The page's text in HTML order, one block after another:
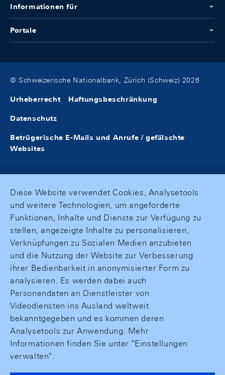
Informationen für
Portale
© Schweizerische Nationalbank, Zürich (Schweiz) 2026
Urheberrecht Haftungsbeschränkung
Datenschutz
Betrügerische E-Mails und Anrufe / gefälschte
Websites
Diese Website verwendet Cookies, Analysetools
und weitere Technologien, um angeforderte
Funktionen, Inhalte und Dienste zur Verfügung zu
stellen, angezeigte Inhalte zu personalisieren,
Verknüpfungen zu Sozialen Medien anzubieten
und die Nutzung der Website zur Verbesserung
ihrer Bedienbarkeit in anonymisierter Form zu
analysieren. Es werden dabei auch
Personendaten an Dienstleister von
Videodiensten ins Ausland weltweit
bekanntgegeben und es kommen deren
Analysetools zur Anwendung. Mehr
Informationen finden Sie unter "Einstellungen
verwalten".